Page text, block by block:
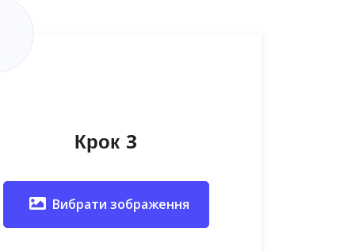
Крок 3
Вибрати зображення